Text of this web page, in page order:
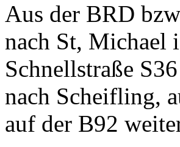
Aus der BRD
nach St, Michael
Schnellstraße
nach Scheifling,
auf der B92